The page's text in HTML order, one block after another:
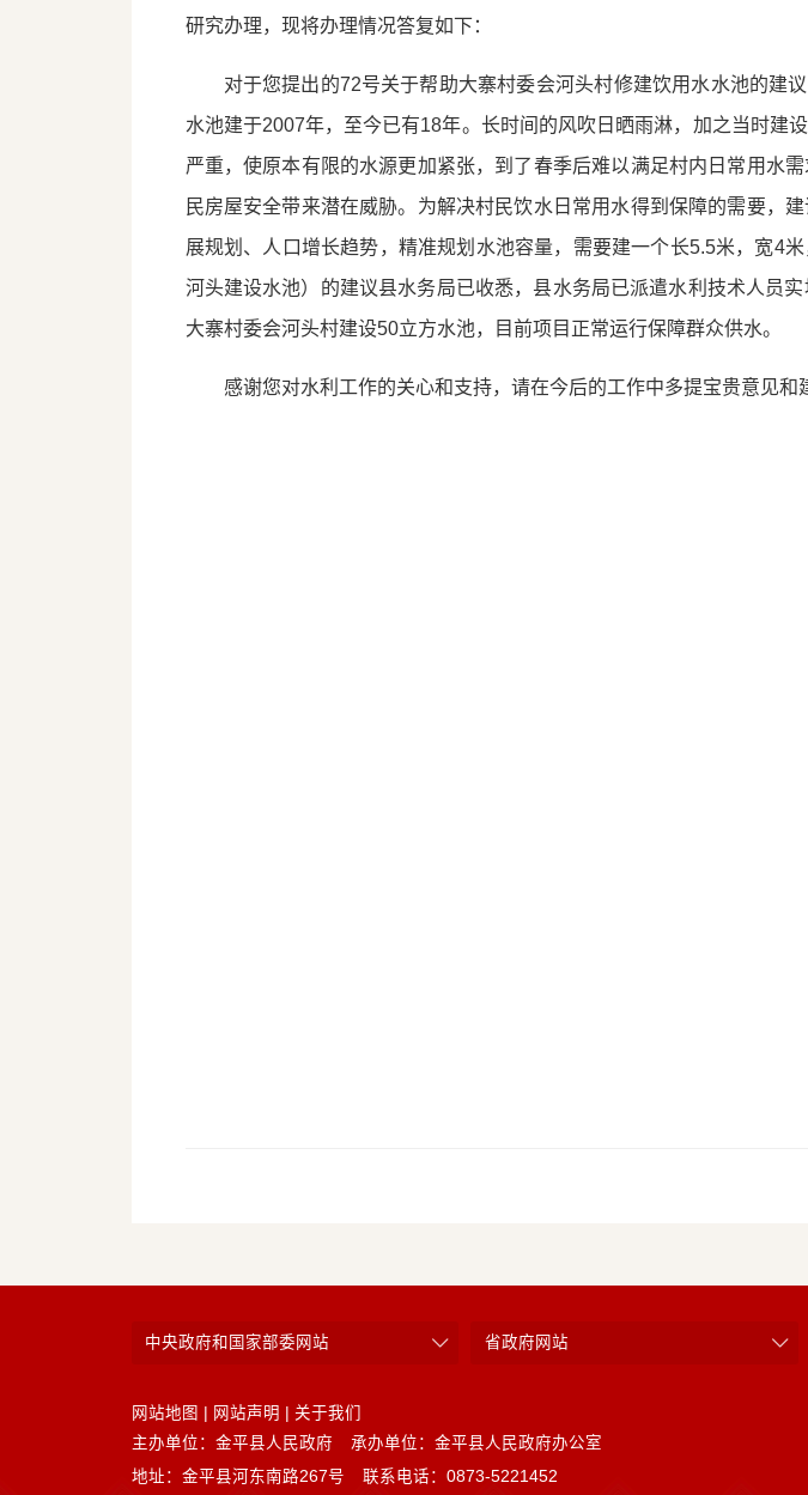
研究办理，现将办理情况答复如下：
对于您提出的72号关于帮助大寨村委会河头村修建饮用水水池的建
水池建于2007年，至今已有18年。长时间的风吹日晒雨淋，加之当时建
严重，使原本有限的水源更加紧张，到了春季后难以满足村内日常用水
民房屋安全带来潜在威胁。为解决村民饮水日常用水得到保障的需要，
展规划、人口增长趋势，精准规划水池容量，需要建一个长5.5米，宽4
河头建设水池）的建议县水务局已收悉，县水务局已派遣水利技术人员
大寨村委会河头村建设50立方水池，目前项目正常运行保障群众供水。
感谢您对水利工作的关心和支持，请在今后的工作中多提宝贵意见和
中央政府和国家部委网站 省政府网站
网站地图 网站声明
关于我们
主办单位：金平县人民政府
承办单位：金平县人民政府办公室
地址：金平县河东南路267号
联系电话：0873-5221452